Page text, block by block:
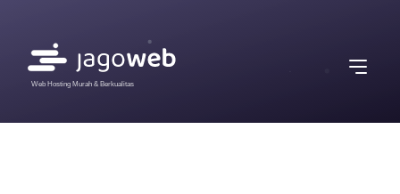
Web Hosting Murah & Berkualitas